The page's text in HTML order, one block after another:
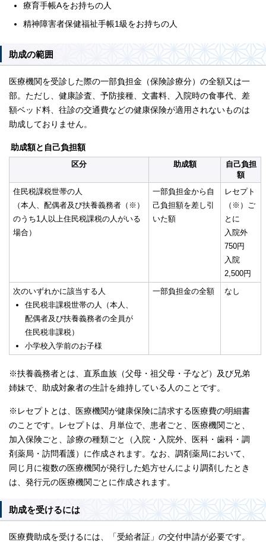
療育手帳Aをお持ちの人
精神障害者保健福祉手帳1級をお持ちの人
助成の範囲
医療機関を受診した際の一部負担金（保険診療分）の全額又は一
部。ただし、健康診査、予防接種、文書料、入院時の食事代、差
額ベッド料、往診の交通費などの健康保険が適用されないものは
助成しておりません。
助成額と自己負担額
区分
助成額
自己負担
額
住民税課税世帯の人
（本人、配偶者及び扶養義務者（※）
のうち1人以上住民税課税の人がいる
場合）
一部負担金から自
己負担額を差し引
いた額
レセプト
（※）ご
とに
入院外
750円
入院
2,500円
次のいずれかに該当する人
住民税非課税世帯の人（本人、
配偶者及び扶養義務者の全員が
住民税非課税）
小学校入学前のお子様
一部負担金の全額 なし
※扶養義務者とは、直系血族（父母・祖父母・子など）及び兄弟
姉妹で、助成対象者の生計を維持している人のことです。
※レセプトとは、医療機関が健康保険に請求する医療費の明細書
のことです。レセプトは、月単位で、患者ごと、医療機関ごと、
加入保険ごと、診療の種類ごと（入院・入院外、医科・歯科・調
剤薬局・訪問看護）に作成されます。なお、調剤薬局において、
同じ月に複数の医療機関が発行した処方せんにより調剤したとき
は、発行元の医療機関ごとに作成されます。
助成を受けるには
医療費助成を受けるには、「受給者証」の交付申請が必要です。